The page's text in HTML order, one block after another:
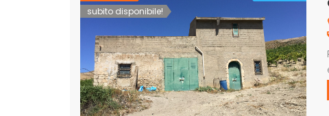
subito disponibile!